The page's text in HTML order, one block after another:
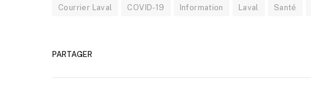
Courrier Laval COVID-19 Information Laval Santé
PARTAGER